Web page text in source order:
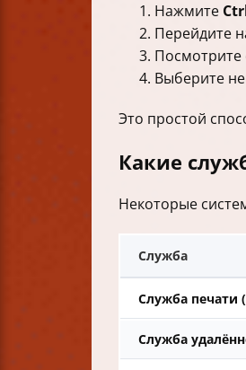
Нажмите
Перейдите
Посмотрите
Выберите
Это простой
Какие
Некоторые
Служба
Служба печати
Служба